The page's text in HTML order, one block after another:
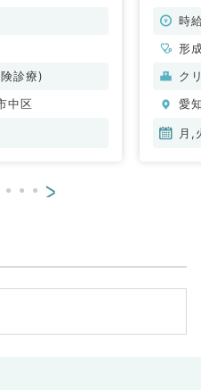
診療)
中区
時
形
ク
愛
月,
>